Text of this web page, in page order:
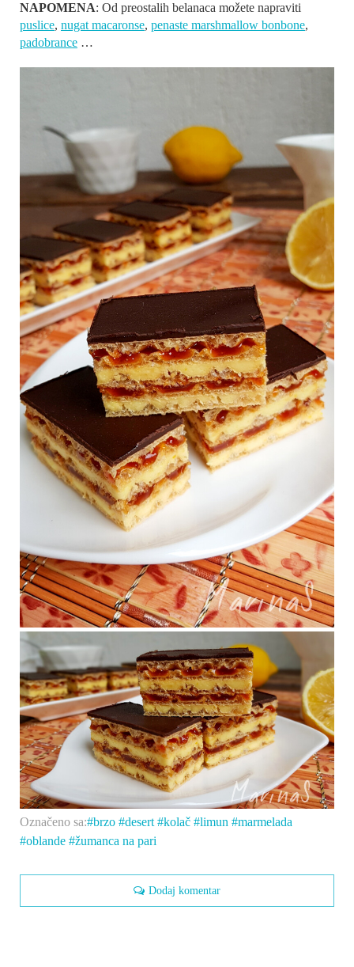
NAPOMENA: Od preostalih belanaca možete napraviti
puslice, nugat macaronse, penaste marshmallow bonbone,
padobrance …
Označeno sa: brzo desert kolač limun
marmelada
oblande
žumanca na pari
Dodaj komentar